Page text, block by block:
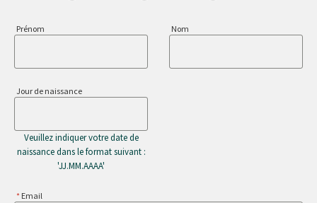
Prénom Nom
Jour de naissance
Veuillez indiquer votre date de
naissance dans le format suivant :
'JJ.MM.AAAA'
Email